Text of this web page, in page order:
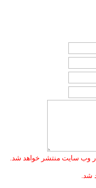
وب سایت منتشر خواهد شد.
شد.